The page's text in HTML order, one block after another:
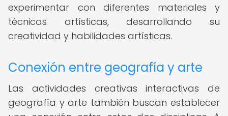
experimentar con diferentes materiales y
técnicas artísticas, desarrollando su
creatividad y habilidades artísticas.
Conexión entre geografía y arte
Las actividades creativas interactivas de
geografía y arte también buscan establecer